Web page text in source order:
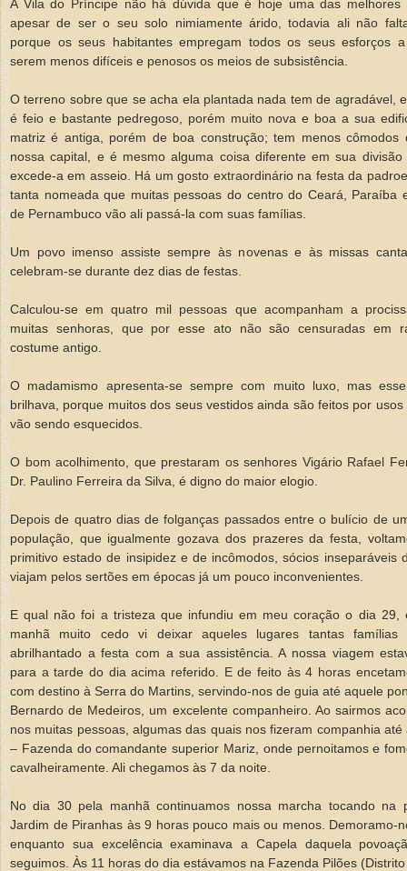
A Vila do Príncipe não há dúvida que é hoje uma das melhores
apesar de ser o seu solo nimiamente árido, todavia ali não
porque os seus habitantes empregam todos os seus esforços
serem menos difíceis e penosos os meios de subsistência.
O terreno sobre que se acha ela plantada nada tem de agradável,
é feio e bastante pedregoso, porém muito nova e boa a sua
matriz é antiga, porém de boa construção; tem menos
nossa capital, e é mesmo alguma coisa diferente em sua divisão
excede-a em asseio. Há um gosto extraordinário na festa da
tanta nomeada que muitas pessoas do centro do Ceará, Paraíba
de Pernambuco vão ali passá-la com suas famílias.
Um povo imenso assiste sempre às novenas e às missas
celebram-se durante dez dias de festas.
Calculou-se em quatro mil pessoas que acompanham a
muitas senhoras, que por esse ato não são censuradas em
costume antigo.
O madamismo apresenta-se sempre com muito luxo, mas
brilhava, porque muitos dos seus vestidos ainda são feitos por
vão sendo esquecidos.
O bom acolhimento, que prestaram os senhores Vigário Rafael
Dr. Paulino Ferreira da Silva, é digno do maior elogio.
Depois de quatro dias de folganças passados entre o bulício de
população, que igualmente gozava dos prazeres da festa,
primitivo estado de insipidez e de incômodos, sócios inseparáveis
viajam pelos sertões em épocas já um pouco inconvenientes.
E qual não foi a tristeza que infundiu em meu coração o dia 29,
manhã muito cedo vi deixar aqueles lugares tantas famílias
abrilhantado a festa com a sua assistência. A nossa viagem
para a tarde do dia acima referido. E de feito às 4 horas
com destino à Serra do Martins, servindo-nos de guia até aquele
Bernardo de Medeiros, um excelente companheiro. Ao sairmos
nos muitas pessoas, algumas das quais nos fizeram companhia até
– Fazenda do comandante superior Mariz, onde pernoitamos e
cavalheiramente. Ali chegamos às 7 da noite.
No dia 30 pela manhã continuamos nossa marcha tocando na
Jardim de Piranhas às 9 horas pouco mais ou menos. Demoramo-
enquanto sua excelência examinava a Capela daquela
seguimos. Às 11 horas do dia estávamos na Fazenda Pilões